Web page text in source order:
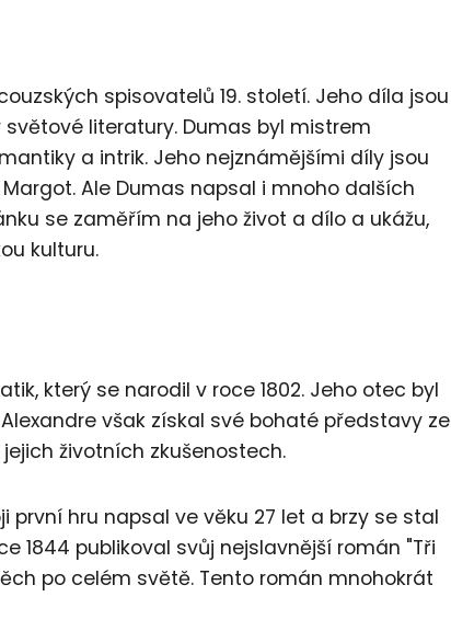
spisovatelů 19. století. Jeho díla jsou
literatury. Dumas byl mistrem
a intrik. Jeho nejznámějšími díly jsou
Ale Dumas napsal i mnoho dalších
se zaměřím na jeho život a dílo a ukážu,
kulturu.
který se narodil v roce 1802. Jeho otec byl
však získal své bohaté představy ze
životních zkušenostech.
hru napsal ve věku 27 let a brzy se stal
1844 publikoval svůj nejslavnější román "Tři
po celém světě. Tento román mnohokrát